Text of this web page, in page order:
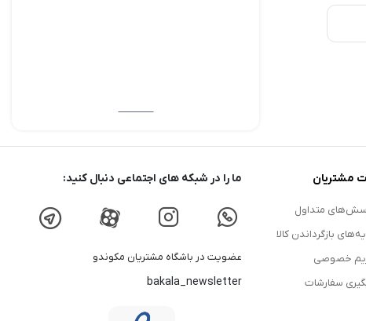
مشتریان
متداول
بازگرداندن کالا
خصوصی
سفارشات
ما را در شبکه های اجتماعی دنبال کنید:
عضویت در باشگاه مشتریان مکوندو
bakala_newsletter